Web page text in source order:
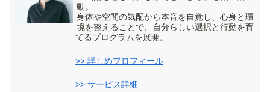
動。
身体や空間の気配から本音を自覚し、心身と環
境を整えることで、自分らしい選択と行動を育
てるプログラムを展開。
>> 詳しめプロフィール
>> サービス詳細